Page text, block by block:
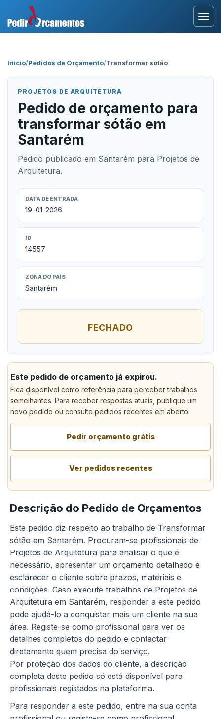
Início/Pedidos de Orçamento/Transformar sótão
PROJETOS DE ARQUITETURA
Pedido de orçamento para
transformar sótão em
Santarém
Pedido publicado em Santarém para Projetos de
Arquitetura.
DATA DE ENTRADA
19-01-2026
ID
14557
ZONA DO PAÍS
Santarém
FECHADO
Este pedido de orçamento já expirou.
Fica disponível como referência para perceber trabalhos
semelhantes. Para receber respostas atuais, publique um
novo pedido ou consulte pedidos recentes em aberto.
Pedir orçamento grátis
Ver pedidos recentes
Descrição do Pedido de Orçamentos
Este pedido diz respeito ao trabalho de Transformar
sótão em Santarém. Procuram-se profissionais de
Projetos de Arquitetura para analisar o que é
necessário, apresentar um orçamento detalhado e
esclarecer o cliente sobre prazos, materiais e
condições. Caso execute trabalhos de Projetos de
Arquitetura em Santarém, responder a este pedido
pode ajudá-lo a conquistar mais um cliente na sua
área. Registe-se como profissional para ver os
detalhes completos do pedido e contactar
diretamente quem precisa do serviço.
Por proteção dos dados do cliente, a descrição
completa deste pedido só está disponível para
profissionais registados na plataforma.
Para responder a este pedido, entre na sua conta
Área Profissional
Como Funciona?
Testemunhos